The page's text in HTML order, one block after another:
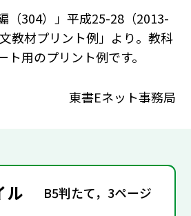
（304）」平成25-28（2013-
教材プリント例」より。教科
用のプリント例です。
東書Eネット事務局
ル B5判たて，3ページ